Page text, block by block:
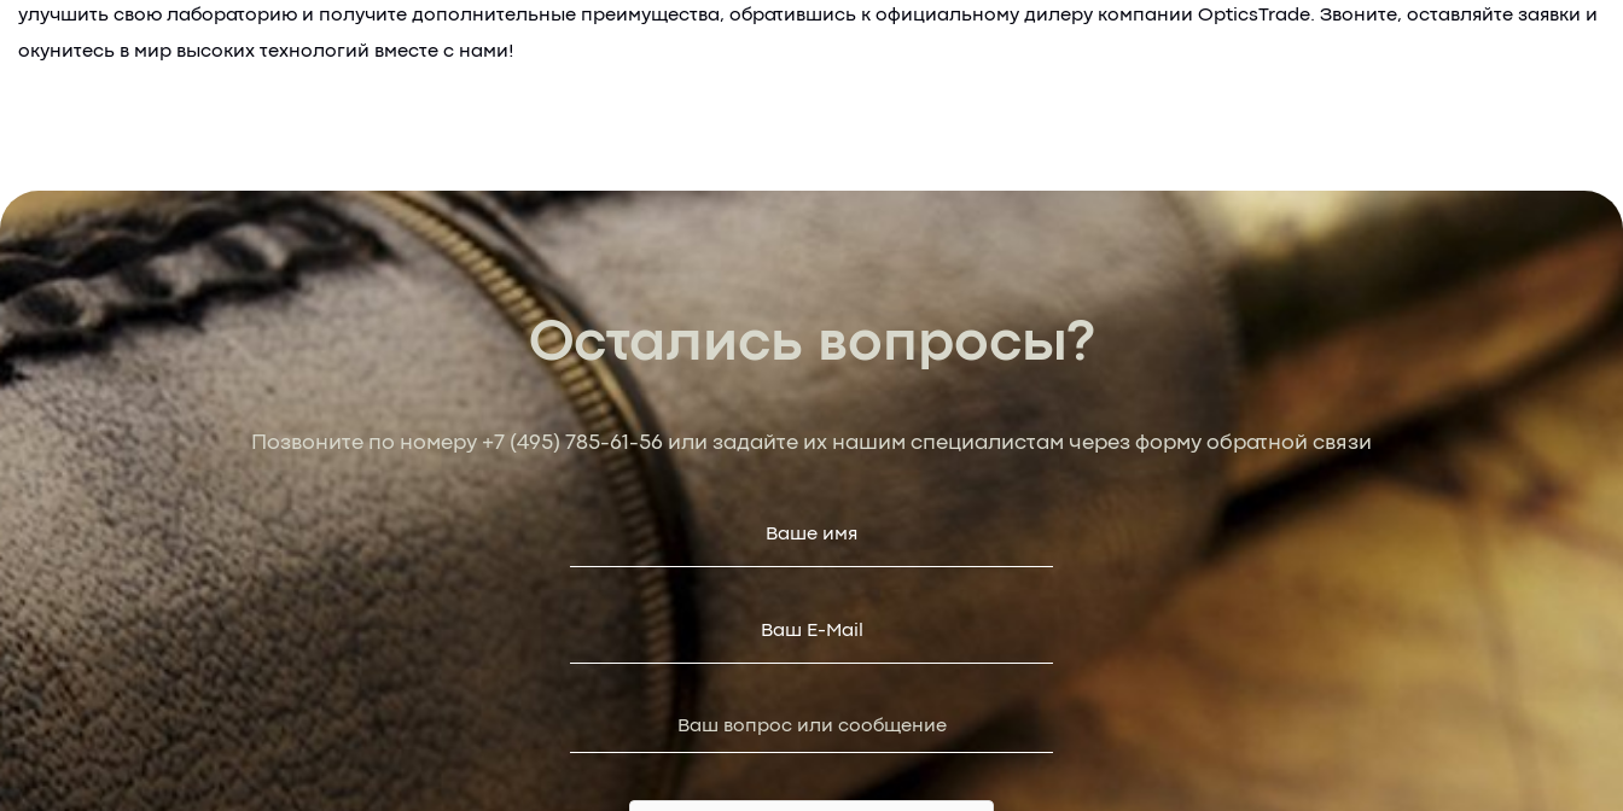
улучшить свою лабораторию и получите дополнительные преимущества, обратившись к официальному дилеру компании OpticsTrade. Звоните, оставляйте заявки и
окунитесь в мир высоких технологий вместе с нами!
Остались вопросы?
Позвоните по номеру +7 (495) 785-61-56или задайте их нашим специалистам через форму обратной связи